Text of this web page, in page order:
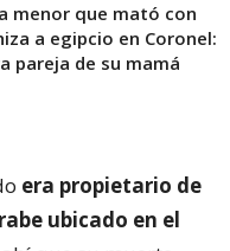
menor que mató con
a egipcio en Coronel:
pareja de su mamá
era propietario de
ubicado en el